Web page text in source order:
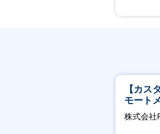
【カス
モート
万～／
株式会社